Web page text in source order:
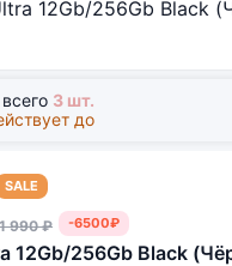
3 шт.
до
SALE
990 ₽ -6500₽
12Gb/256Gb Black